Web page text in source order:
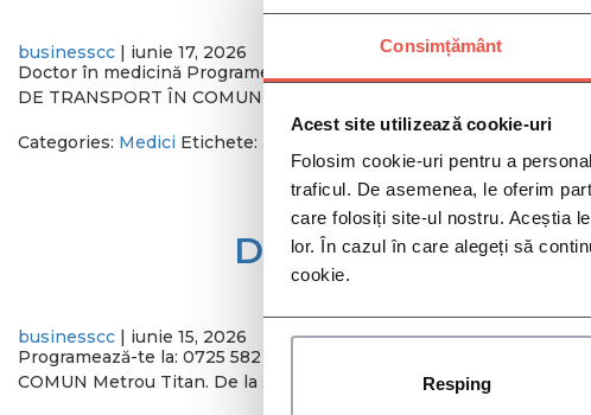
Consimțământ
Acest site utilizează cookie-uri
Folosim cookie-uri pentru a
traficul. De asemenea, le oferim
care folosiți site-ul nostru. Aceștia
lor. În cazul în care alegeți să
cookie.
Resping
businesscc | iunie 17, 2026
Doctor în medicină Programează-te la: 0733 400 542 Cum ajungi
DE TRANSPORT ÎN COMUN Metrou Titan. De la stația de metrou
Categories: Medici Etichete: ambulator
Dr. Eugenia Diana
businesscc | iunie 15, 2026
Programează-te la: 0725 582 660 Cum ajungi la Policlinica CCBR:
COMUN Metrou Titan. De la stația de metrou Titan, o stație în